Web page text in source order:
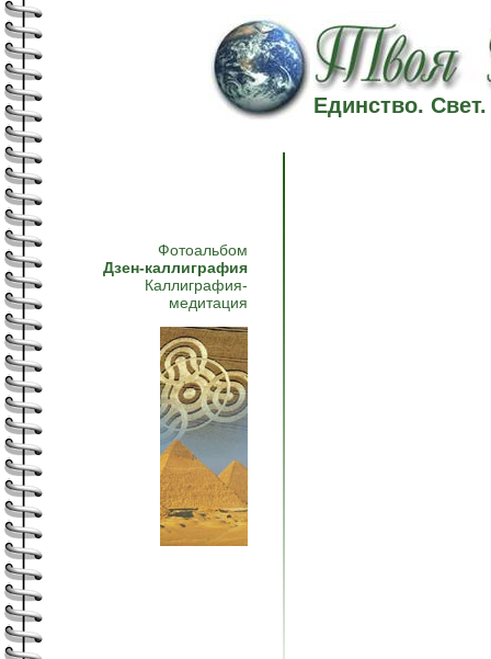
Единство.
Фотоальбом
Дзен-каллиграфия
Каллиграфия-
медитация